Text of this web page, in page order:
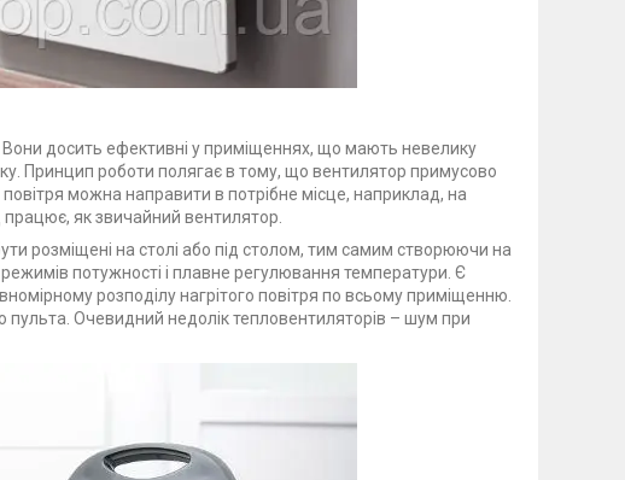
Вони досить ефективні у приміщеннях, що мають невелику
Принцип роботи полягає в тому, що вентилятор примусово
можна направити в потрібне місце, наприклад, на
як звичайний вентилятор.
розміщені на столі або під столом, тим самим створюючи на
потужності і плавне регулювання температури. Є
розподілу нагрітого повітря по всьому приміщенню.
Очевидний недолік тепловентиляторів – шум при